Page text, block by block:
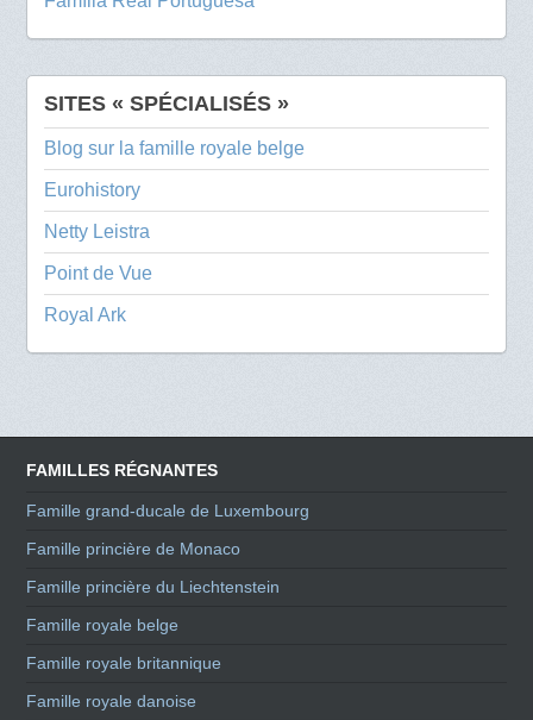
SITES « SPÉCIALISÉS »
Blog sur la famille royale belge
Eurohistory
Netty Leistra
Point de Vue
Royal Ark
FAMILLES RÉGNANTES
Famille grand-ducale de Luxembourg
Famille princière de Monaco
Famille princière du Liechtenstein
Famille royale belge
Famille royale britannique
Famille royale danoise